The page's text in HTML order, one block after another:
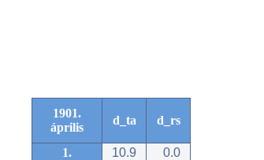
1901.
április
d_ta d_rs
1. 10.9
0.0